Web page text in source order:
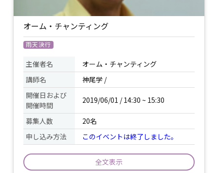
オーム・チャンティング
雨天決行
主催者名
オーム・チャンティング
講師名
神尾学 /
開催日および
開催時間
2019/06/01 / 14:30 ~ 15:30
募集人数
20名
申し込み方法
このイベントは終了しました。
全文表示